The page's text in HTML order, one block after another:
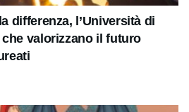
differenza, l’Università di
valorizzano il futuro